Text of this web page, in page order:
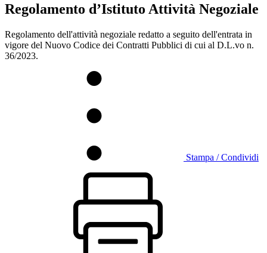
Regolamento d’Istituto Attività Negoziale
Regolamento dell'attività negoziale redatto a seguito dell'entrata in
vigore del Nuovo Codice dei Contratti Pubblici di cui al D.L.vo n.
36/2023.
Stampa / Condividi